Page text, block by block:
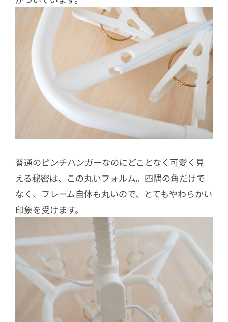
普通のピンチハンガーなのにどことなく可愛く見
える秘密は、この丸いフォルム。四隅の角だけで
なく、フレーム自体も丸いので、とてもやわらかい
印象を受けます。